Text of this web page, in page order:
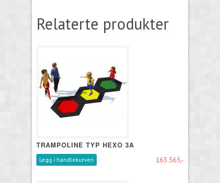
Relaterte produkter
TRAMPOLINE TYP HEXO 3A
163.565,-
Legg i handlekurven